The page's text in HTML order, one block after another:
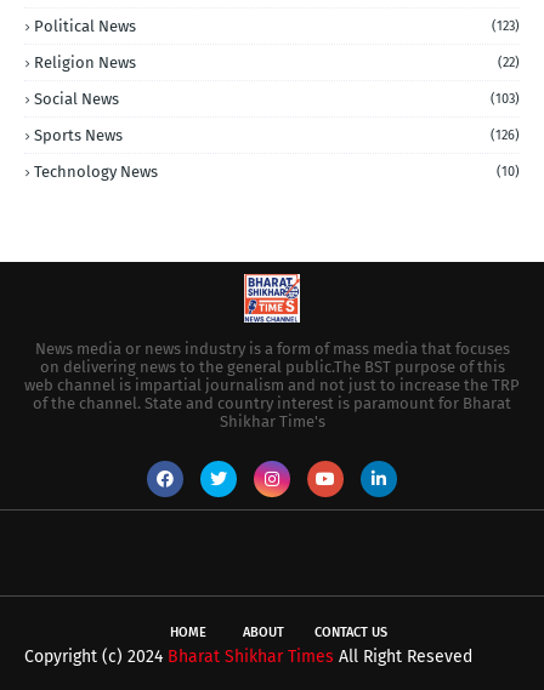
Political News (123)
Religion News (22)
Social News (103)
Sports News (126)
Technology News (10)
News media or news industry is a form of mass media that focuses
on delivering news to the general public.The BST purpose of this
web channel is impartial journalism and not just to increase the TRP
of the channel. State and country interest is paramount for Bharat
Shikhar Time's
HOME ABOUT CONTACT US
Copyright (c) 2024 Bharat Shikhar Times All Right Reseved